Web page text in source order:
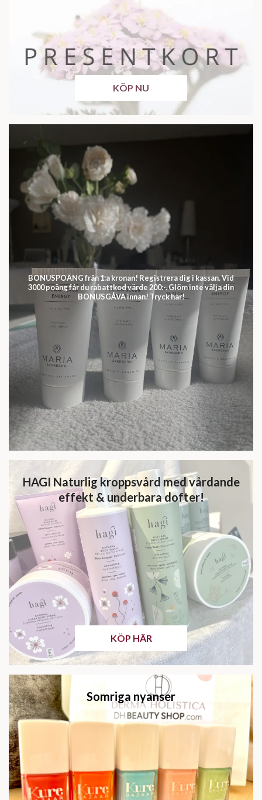
KÖP NU
BONUSPOÄNG från 1:a kronan! Registrera dig i kassan. Vid
3000 poäng får du rabattkod värde 200:-. Glöm inte välja din
BONUSGÅVA innan! Tryck här!
HAGI Naturlig kroppsvård med vårdande
effekt & underbara dofter!
KÖP HÄR
Somriga nyanser